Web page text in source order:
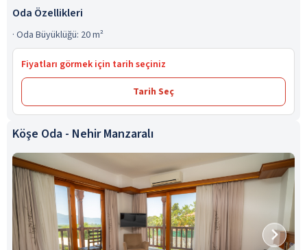
Oda Özellikleri
· Oda Büyüklüğü: 20 m²
Fiyatları görmek için tarih seçiniz
Tarih Seç
Köşe Oda - Nehir Manzaralı